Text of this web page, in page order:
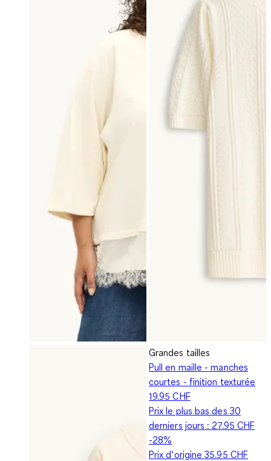
Grandes tailles
Pull en maille - manches
courtes - finition texturée
19.95 CHF
Prix le plus bas des 30
derniers jours : 27.95 CHF
-28%
Prix d‘origine35.95 CHF